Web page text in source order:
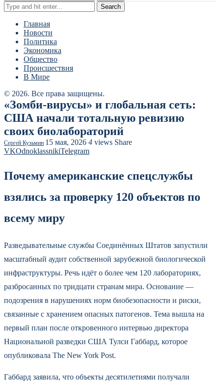
Search
Главная
Новости
Политика
Экономика
Общество
Происшествия
В Мире
© 2026. Все права защищены.
«Зомби-вирусы» и глобальная сеть:
США начали тотальную ревизию
своих биолабораторий
Сергей Кузьмин 15 мая, 2026 4 views Share
VKOdnoklassnikiTelegram
Почему американские спецслужбы
взялись за проверку 120 объектов по
всему миру
Разведывательные службы Соединённых Штатов запустили
масштабный аудит собственной зарубежной биологической
инфраструктуры. Речь идёт о более чем 120 лабораториях,
разбросанных по тридцати странам мира. Основание —
подозрения в нарушениях норм биобезопасности и риски,
связанные с хранением опасных патогенов. Тема вышла на
первый план после откровенного интервью директора
Национальной разведки США Тулси Габбард, которое
опубликовала The New York Post.
Габбард заявила, что объекты десятилетиями получали